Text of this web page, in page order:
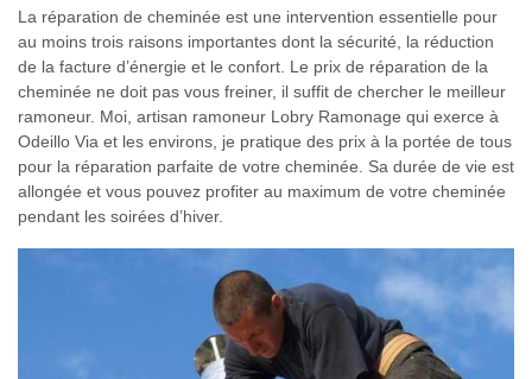
La réparation de cheminée est une intervention essentielle pour
au moins trois raisons importantes dont la sécurité, la réduction
de la facture d’énergie et le confort. Le prix de réparation de la
cheminée ne doit pas vous freiner, il suffit de chercher le meilleur
ramoneur. Moi, artisan ramoneur Lobry Ramonage qui exerce à
Odeillo Via et les environs, je pratique des prix à la portée de tous
pour la réparation parfaite de votre cheminée. Sa durée de vie est
allongée et vous pouvez profiter au maximum de votre cheminée
pendant les soirées d’hiver.